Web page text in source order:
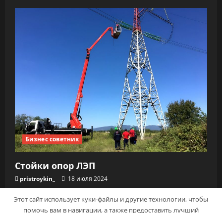
Бизнес советник
Стойки опор ЛЭП
pristroykin_ 18 июля 2024
Этот сайт использует куки-файлы и другие технологии, чтобы
помочь вам в навигации, а также предоставить лучший